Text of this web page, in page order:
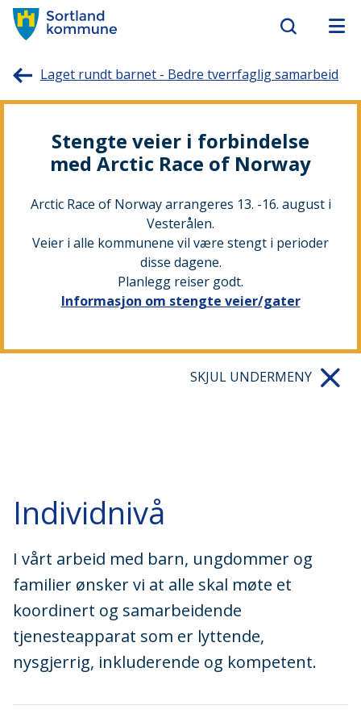
kommune
Laget rundt barnet - Bedre tverrfaglig samarbeid
Stengte veier i forbindelse
med Arctic Race of Norway
Arctic Race of Norway arrangeres 13. -16. august i
Vesterålen.
Veier i alle kommunene vil være stengt i perioder
disse dagene.
Planlegg reiser godt.
Informasjon om stengte veier/gater
SKJUL UNDERMENY
Individnivå
I vårt arbeid med barn, ungdommer og
familier ønsker vi at alle skal møte et
koordinert og samarbeidende
tjenesteapparat som er lyttende,
nysgjerrig, inkluderende og kompetent.